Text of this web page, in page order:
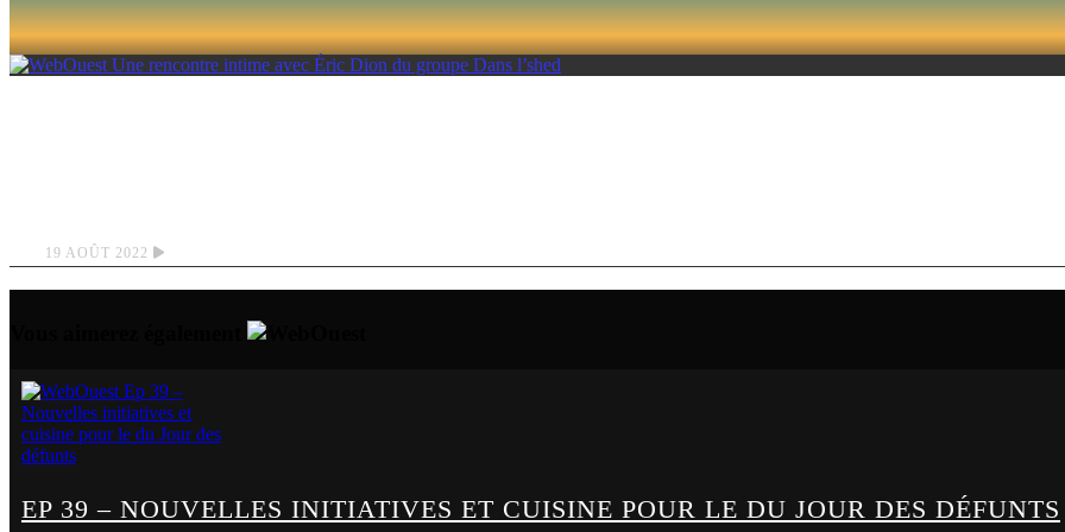
19 AOÛT 2022
EP 39 – NOUVELLES INITIATIVES ET CUISINE POUR LE DU JOUR DES DÉFUNTS